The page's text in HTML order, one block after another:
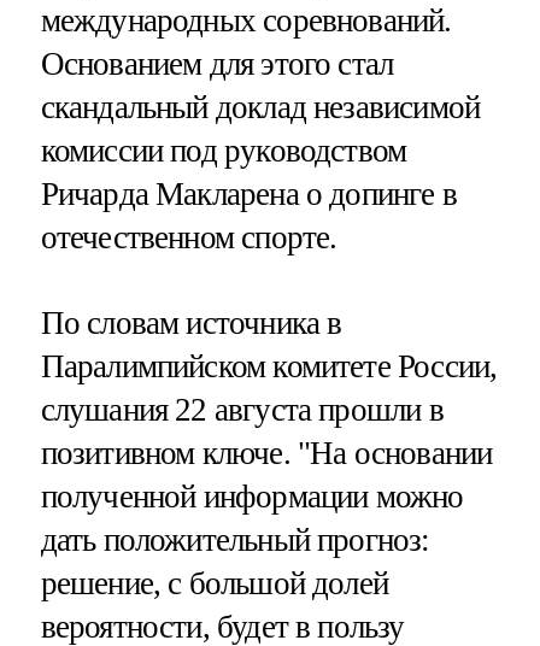
международных соревнований.
Основанием для этого стал
скандальный доклад независимой
комиссии под руководством
Ричарда Макларена о допинге в
отечественном спорте.
По словам источника в
Паралимпийском комитете России,
слушания 22 августа прошли в
позитивном ключе. "На основании
полученной информации можно
дать положительный прогноз:
решение, с большой долей
вероятности, будет в пользу